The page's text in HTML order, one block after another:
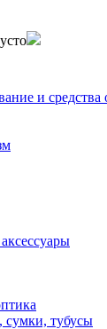
и средства
тубусы